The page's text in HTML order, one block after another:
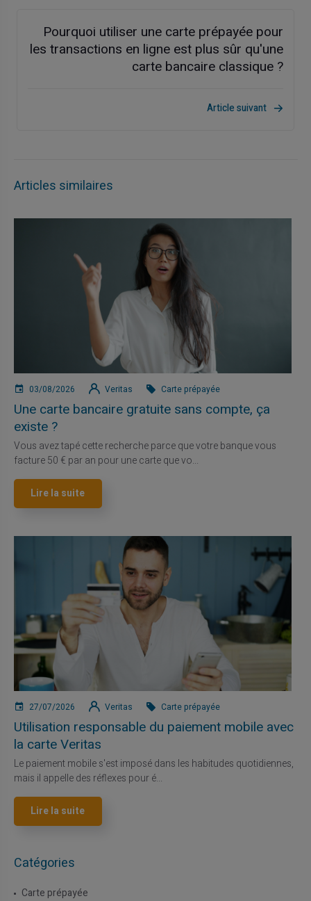
Pourquoi utiliser une carte prépayée pour
les transactions en ligne est plus sûr qu'une
carte bancaire classique ?
Article suivant
Articles similaires
03/08/2026 Veritas Carte prépayée
Une carte bancaire gratuite sans compte, ça
existe ?
Vous avez tapé cette recherche parce que votre banque vous
facture 50 € par an pour une carte que vo...
Lire la suite
27/07/2026 Veritas Carte prépayée
Utilisation responsable du paiement mobile avec
la carte Veritas
Le paiement mobile s'est imposé dans les habitudes quotidiennes,
mais il appelle des réflexes pour é...
Lire la suite
Catégories
Carte prépayée